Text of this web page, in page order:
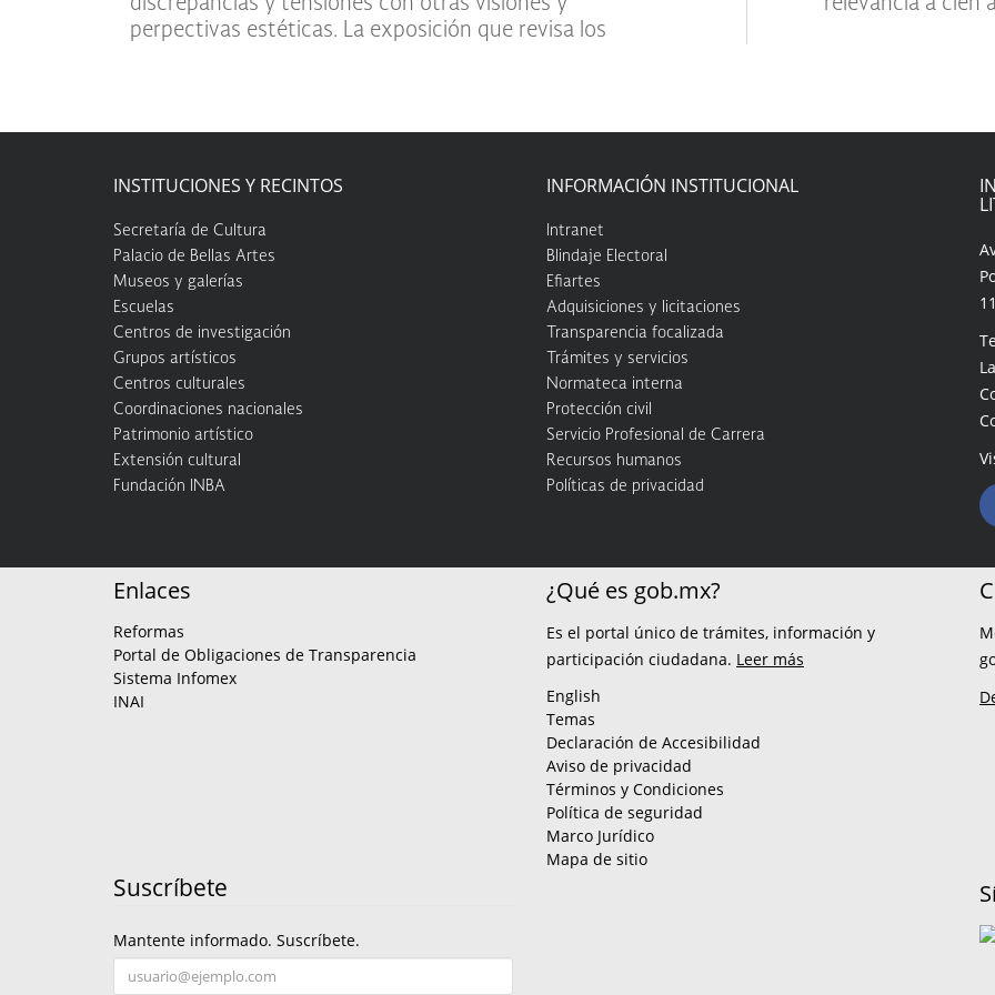
perpectivas estéticas. La exposición que revisa los
INSTITUCIONES Y RECINTOS
Secretaría de Cultura
Palacio de Bellas Artes
Museos y galerías
Escuelas
Centros de investigación
Grupos artísticos
Centros culturales
Coordinaciones nacionales
Patrimonio artístico
Extensión cultural
Fundación INBA
INFORMACIÓN INSTITUCIONAL
Intranet
Blindaje Electoral
Efiartes
Adquisiciones y licitaciones
Transparencia focalizada
Trámites y servicios
Normateca interna
Protección civil
Servicio Profesional de Carrera
Recursos humanos
Políticas de privacidad
Enlaces
Reformas
Portal de Obligaciones de Transparencia
Sistema Infomex
INAI
¿Qué es gob.mx?
Es el portal único de trámites, información y
participación ciudadana. Leer más
English
Temas
Declaración de Accesibilidad
Aviso de privacidad
Términos y Condiciones
Política de seguridad
Marco Jurídico
Mapa de sitio
Suscríbete
Mantente informado. Suscríbete.